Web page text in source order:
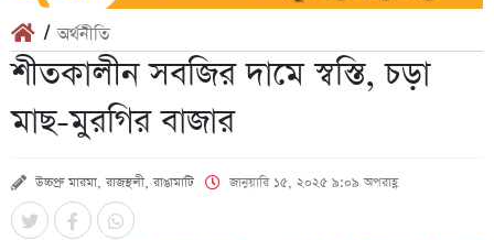
/অর্থনীতি
শীতকালীন সবজির দামে স্বস্তি, চড়া
মাছ-মুরগির বাজার
উচ্চপ্রু মারমা, রাজস্থলী, রাঙামাটি জানুয়ারি ১৫, ২০২৫ ৯:০৯ অপরাহ্ণ